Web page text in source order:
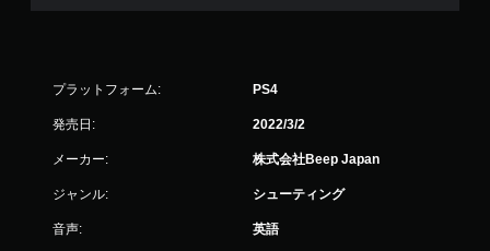
プラットフォーム: PS4
発売日: 2022/3/2
メーカー: 株式会社Beep Japan
ジャンル: シューティング
音声: 英語